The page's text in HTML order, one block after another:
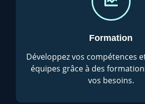
Formation
Développez vos compétences
équipes grâce à des
vos besoins.